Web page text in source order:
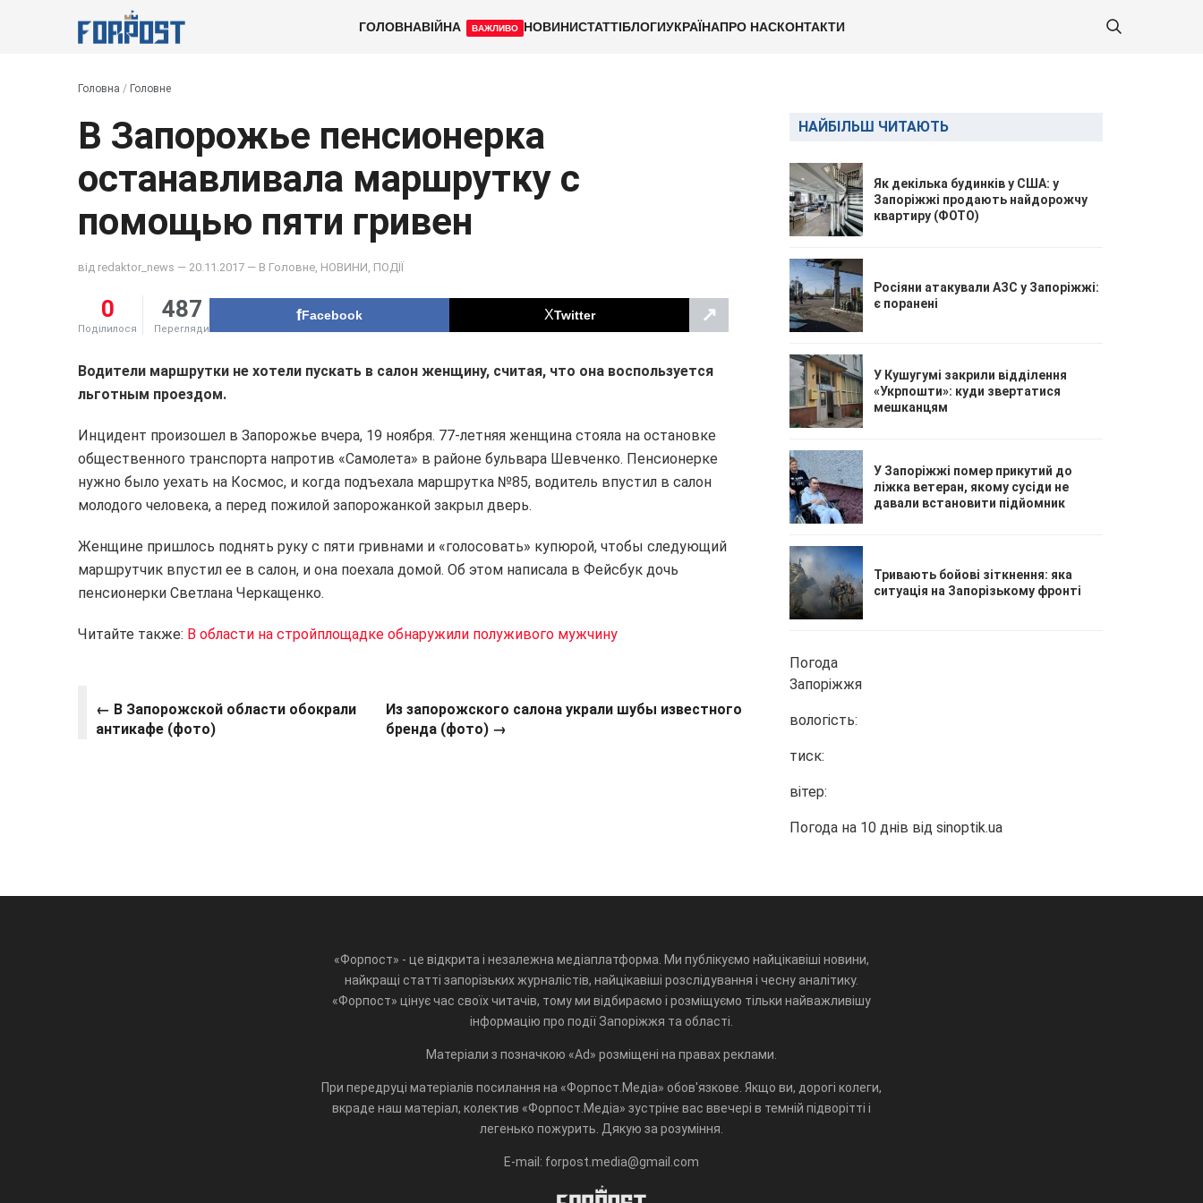
ГОЛОВНАВІЙНА ВАЖЛИВО НОВИНИСТАТТІБЛОГИУКРАЇНАПРО НАСКОНТАКТИ
Головна / Головне
В Запорожье пенсионерка
останавливала маршрутку с
помощью пяти гривен
від redaktor_news — 20.11.2017 — В Головне НОВИНИ ПОДІЇ
0
Поділилося
487
Перегляди
Facebook Twitter ↗
Водители маршрутки не хотели пускать в салон женщину, считая, что она воспользуется
льготным проездом.
Инцидент произошел в Запорожье вчера, 19 ноября. 77-летняя женщина стояла на остановке
общественного транспорта напротив «Самолета» в районе бульвара Шевченко. Пенсионерке
нужно было уехать на Космос, и когда подъехала маршрутка №85, водитель впустил в салон
молодого человека, а перед пожилой запорожанкой закрыл дверь.
Женщине пришлось поднять руку с пяти гривнами и «голосовать» купюрой, чтобы следующий
маршрутчик впустил ее в салон, и она поехала домой. Об этом написала в Фейсбук дочь
пенсионерки Светлана Черкащенко.
Читайте также: В области на стройплощадке обнаружили полуживого мужчину
← В Запорожской области обокрали
антикафе (фото)
Из запорожского салона украли шубы известного
бренда (фото) →
НАЙБІЛЬШ ЧИТАЮТЬ
Як декілька будинків у США: у
Запоріжжі продають найдорожчу
квартиру (ФОТО)
Росіяни атакували АЗС у Запоріжжі:
є поранені
У Кушугумі закрили відділення
«Укрпошти»: куди звертатися
мешканцям
У Запоріжжі помер прикутий до
ліжка ветеран, якому сусіди не
давали встановити підйомник
Тривають бойові зіткнення: яка
ситуація на Запорізькому фронті
Погода
Запоріжжя
вологість:
тиск:
вітер:
Погода на 10 днів від sinoptik.ua
«Форпост» - це відкрита і незалежна медіаплатформа. Ми публікуємо найцікавіші новини,
найкращі статті запорізьких журналістів, найцікавіші розслідування і чесну аналітику.
«Форпост» цінує час своїх читачів, тому ми відбираємо і розміщуємо тільки найважливішу
інформацію про події Запоріжжя та області.
Матеріали з позначкою «Ad» розміщені на правах реклами.
При передруці матеріалів посилання на «Форпост.Медіа» обов'язкове. Якщо ви, дорогі колеги,
вкраде наш матеріал, колектив «Форпост.Медіа» зустріне вас ввечері в темній підворітті і
легенько пожурить. Дякую за розуміння.
E-mail: forpost.media@gmail.com